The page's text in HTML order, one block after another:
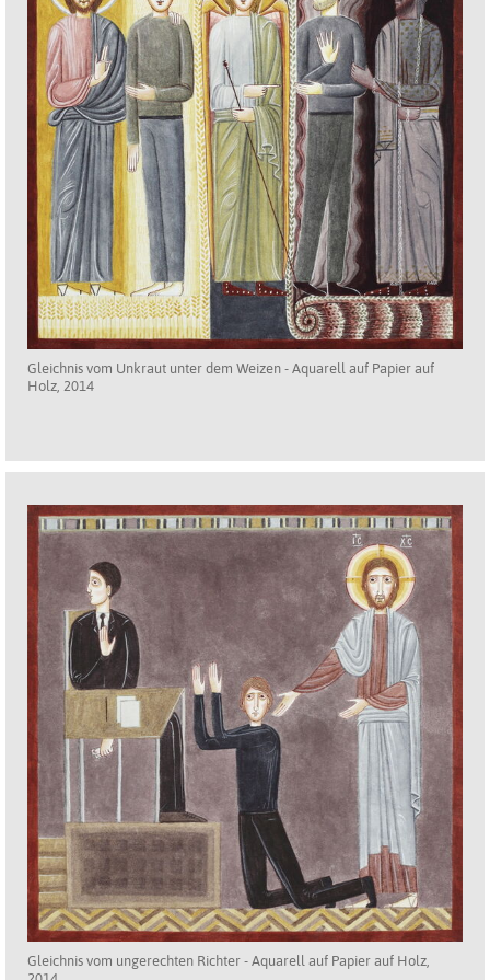
Gleichnis vom Unkraut unter dem Weizen - Aquarell auf Papier auf
Holz, 2014
Gleichnis vom ungerechten Richter - Aquarell auf Papier auf Holz,